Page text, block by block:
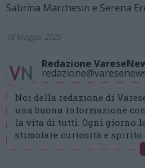
Sabrina Marchesin e Serena
18 Maggio 2025
Redazione
Noi della redazione di
una buona informazione
la vita di tutti. Ogni giorno
stimolare curiosità e spirito